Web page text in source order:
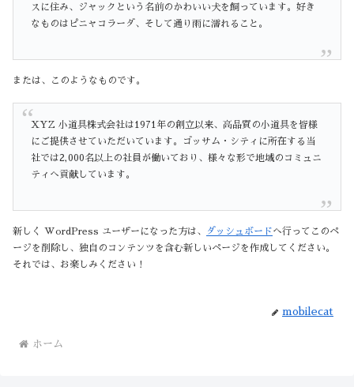
スに住み、ジャックという名前のかわいい犬を飼っています。好き
なものはピニャコラーダ、そして通り雨に濡れること。
または、このようなものです。
XYZ 小道具株式会社は1971年の創立以来、高品質の小道具を皆様
にご提供させていただいています。ゴッサム・シティに所在する当
社では2,000名以上の社員が働いており、様々な形で地域のコミュニ
ティへ貢献しています。
新しく WordPress ユーザーになった方は、 ダッシュボードへ行ってこのペ
ージを削除し、独自のコンテンツを含む新しいページを作成してください。
それでは、お楽しみください !
mobilecat
ホーム